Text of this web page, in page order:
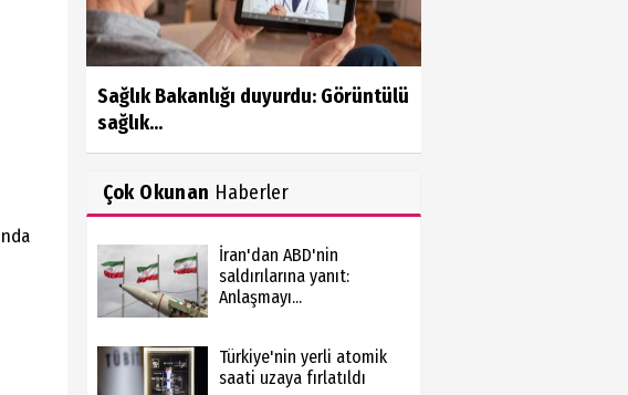
Sağlık Bakanlığı duyurdu: Görüntülü
sağlık...
Çok Okunan Haberler
İran'dan ABD'nin
saldırılarına yanıt:
Anlaşmayı...
Türkiye'nin yerli atomik
saati uzaya fırlatıldı